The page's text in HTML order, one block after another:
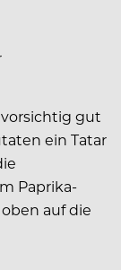
gut
ein Tatar
Paprika-
auf die